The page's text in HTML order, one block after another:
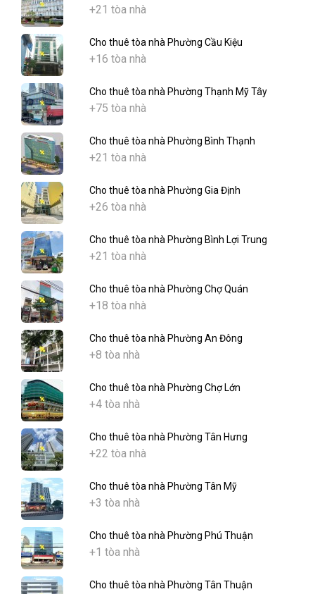
+21 tòa nhà
Cho thuê tòa nhà Phường Cầu Kiệu
+16 tòa nhà
Cho thuê tòa nhà Phường Thạnh Mỹ Tây
+75 tòa nhà
Cho thuê tòa nhà Phường Bình Thạnh
+21 tòa nhà
Cho thuê tòa nhà Phường Gia Định
+26 tòa nhà
Cho thuê tòa nhà Phường Bình Lợi Trung
+21 tòa nhà
Cho thuê tòa nhà Phường Chợ Quán
+18 tòa nhà
Cho thuê tòa nhà Phường An Đông
+8 tòa nhà
Cho thuê tòa nhà Phường Chợ Lớn
+4 tòa nhà
Cho thuê tòa nhà Phường Tân Hưng
+22 tòa nhà
Cho thuê tòa nhà Phường Tân Mỹ
+3 tòa nhà
Cho thuê tòa nhà Phường Phú Thuận
+1 tòa nhà
Cho thuê tòa nhà Phường Tân Thuận